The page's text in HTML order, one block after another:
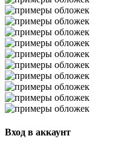
Вход в аккаунт